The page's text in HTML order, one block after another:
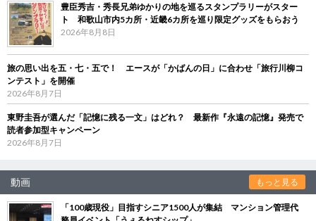
豊臣秀吉・秀長兄弟ゆかりの地を巡るスタンプラリーがスター
ト 和歌山市内5カ所・近畿6カ所を巡り限定グッズをもらおう
2026年8月8日
旅の思い出を五・七・五で！ エースが「かばんの日」に合わせ「旅行川柳コ
ンテスト」を開催
2026年8月7日
東野圭吾が選んだ「記憶に残る一文」はどれ？ 最新作『永遠の記憶』発売で
読者参加型キャンペーン
2026年8月7日
動画 もっと見る
「100歳現役」目指すシニア1500人が集結 マンション管理代